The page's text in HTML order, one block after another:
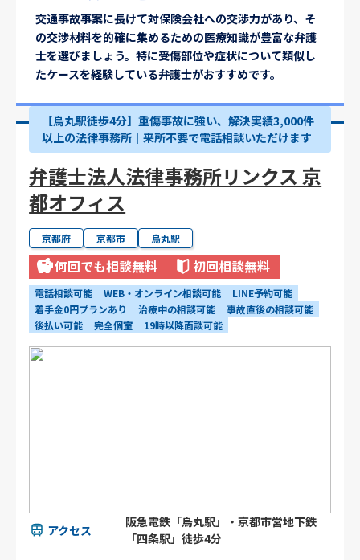
交通事故事案に長けて対保険会社への交渉力があり、そ
の交渉材料を的確に集めるための医療知識が豊富な弁護
士を選びましょう。特に受傷部位や症状について類似し
たケースを経験している弁護士がおすすめです。
【烏丸駅徒歩4分】重傷事故に強い、解決実績3,000件
以上の法律事務所│来所不要で電話相談いただけます
弁護士法人法律事務所リンクス 京
都オフィス
京都府 京都市 烏丸駅
何回でも相談無料 初回相談無料
電話相談可能 WEB・オンライン相談可能
LINE予約可能
着手金0円プランあり
治療中の相談可能
事故直後の相談可能
後払い可能
完全個室 19時以降面談可能
アクセス
阪急電鉄「烏丸駅」・京都市営地下鉄
「四条駅」徒歩4分